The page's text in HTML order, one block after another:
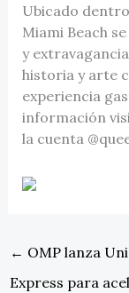
Ubicado
Miami Beach
y
historia y arte
experiencia
información
la cuenta
← OMP lanza
Express para